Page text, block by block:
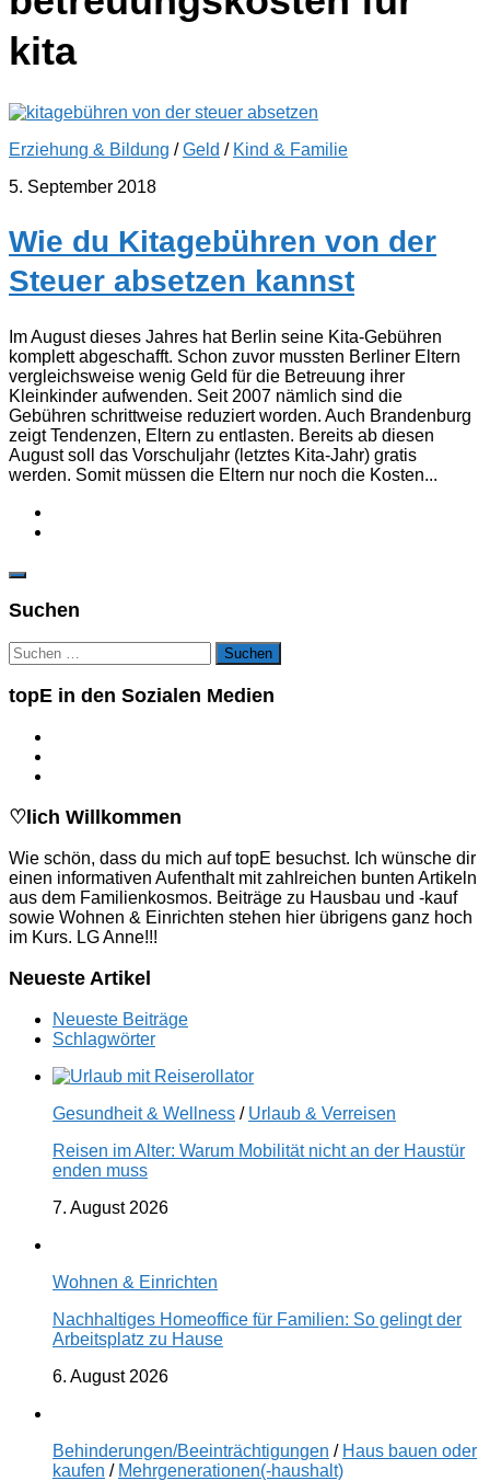
kita
Erziehung & Bildung /Geld / Kind & Familie
5. September 2018
Wie du Kitagebühren von der
Steuer absetzen kannst
Im August dieses Jahres hat Berlin seine Kita-Gebühren
komplett abgeschafft. Schon zuvor mussten Berliner Eltern
vergleichsweise wenig Geld für die Betreuung ihrer
Kleinkinder aufwenden. Seit 2007 nämlich sind die
Gebühren schrittweise reduziert worden. Auch Brandenburg
zeigt Tendenzen, Eltern zu entlasten. Bereits ab diesen
August soll das Vorschuljahr (letztes Kita-Jahr) gratis
werden. Somit müssen die Eltern nur noch die Kosten...
Suchen
Suchen
nach:
topE in den Sozialen Medien
♡lich Willkommen
Wie schön, dass du mich auf topE besuchst. Ich wünsche dir
einen informativen Aufenthalt mit zahlreichen bunten Artikeln
aus dem Familienkosmos. Beiträge zu Hausbau und -kauf
sowie Wohnen & Einrichten stehen hier übrigens ganz hoch
im Kurs. LG Anne!!!
Neueste Artikel
Neueste Beiträge
Schlagwörter
Gesundheit & Wellness / Urlaub & Verreisen
Reisen im Alter: Warum Mobilität nicht an der Haustür
enden muss
7. August 2026
Wohnen & Einrichten
Nachhaltiges Homeoffice für Familien: So gelingt der
Arbeitsplatz zu Hause
6. August 2026
Behinderungen/Beeinträchtigungen / Haus bauen oder
kaufen / Mehrgenerationen(-haushalt)